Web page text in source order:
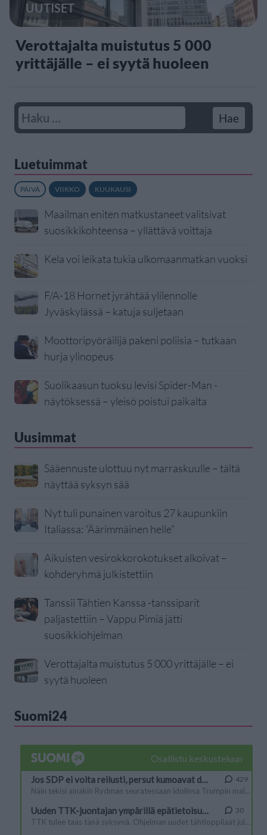
UUTISET
Verottajalta muistutus 5 000
yrittäjälle – ei syytä huoleen
Luetuimmat
PÄIVÄ VIIKKO KUUKAUSI
Maailman eniten matkustaneet valitsivat
suosikkikohteensa – yllättävä voittaja
Kela voi leikata tukia ulkomaanmatkan vuoksi
F/A-18 Hornet jyrähtää ylilennolle
Jyväskylässä – katuja suljetaan
Moottoripyöräilijä pakeni poliisia – tutkaan
hurja ylinopeus
Suolikaasun tuoksu levisi Spider-Man -
näytöksessä – yleisö poistui paikalta
Uusimmat
Sääennuste ulottuu nyt marraskuulle – tältä
näyttää syksyn sää
Nyt tuli punainen varoitus 27 kaupunkiin
Italiassa: ”Äärimmäinen helle”
Aikuisten vesirokkorokotukset alkoivat –
kohderyhmä julkistettiin
Tanssii Tähtien Kanssa -tanssiparit
paljastettiin – Vappu Pimiä jätti
suosikkiohjelman
Verottajalta muistutus 5 000 yrittäjälle – ei
syytä huoleen
Suomi24